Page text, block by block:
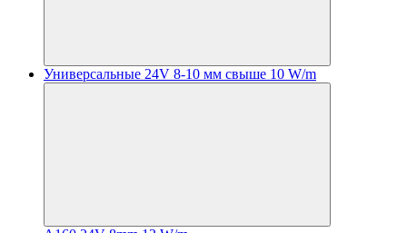
Универсальные 24V 8-10 мм свыше 10 W/m